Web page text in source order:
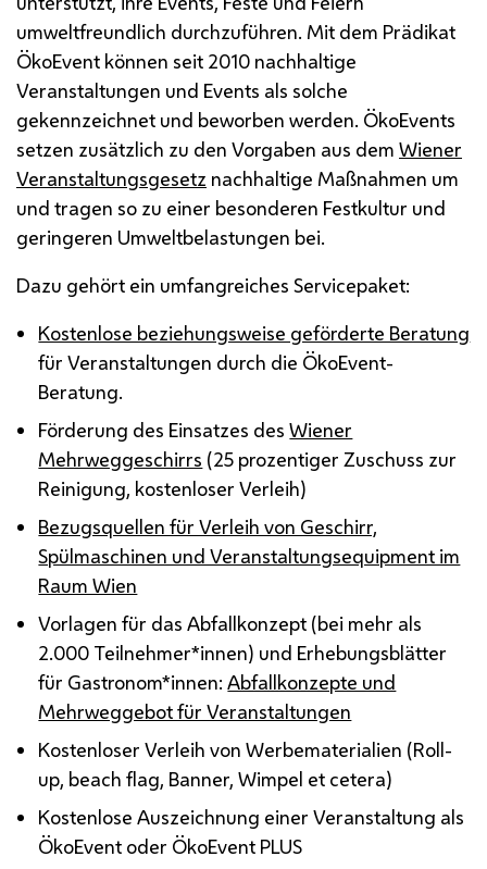
umweltfreundlich durchzuführen. Mit dem Prädikat
ÖkoEvent können seit 2010 nachhaltige
Veranstaltungen und Events als solche
gekennzeichnet und beworben werden. ÖkoEvents
setzen zusätzlich zu den Vorgaben aus dem Wiener
Veranstaltungsgesetz nachhaltige Maßnahmen um
und tragen so zu einer besonderen Festkultur und
geringeren Umweltbelastungen bei.
Dazu gehört ein umfangreiches Servicepaket:
Kostenlose beziehungsweise geförderte Beratung
für Veranstaltungen durch die ÖkoEvent-
Beratung.
Förderung des Einsatzes desWiener
Mehrweggeschirrs (25 prozentiger Zuschuss zur
Reinigung, kostenloser Verleih)
Bezugsquellen für Verleih von Geschirr,
Spülmaschinen und Veranstaltungsequipment im
Raum Wien
Vorlagen für das Abfallkonzept (bei mehr als
2.000 Teilnehmer*innen) und Erhebungsblätter
für Gastronom*innen:Abfallkonzepte und
Mehrweggebot für Veranstaltungen
Kostenloser Verleih von Werbematerialien (Roll-
up, beach flag, Banner, Wimpel et cetera)
Kostenlose Auszeichnung einer Veranstaltung als
ÖkoEvent oder ÖkoEvent PLUS